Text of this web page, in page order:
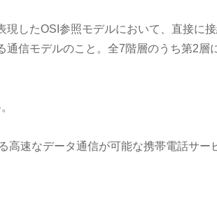
したOSI参照モデルにおいて、直接に
通信モデルのこと。全7階層のうち第2層
高速なデータ通信が可能な携帯電話サー